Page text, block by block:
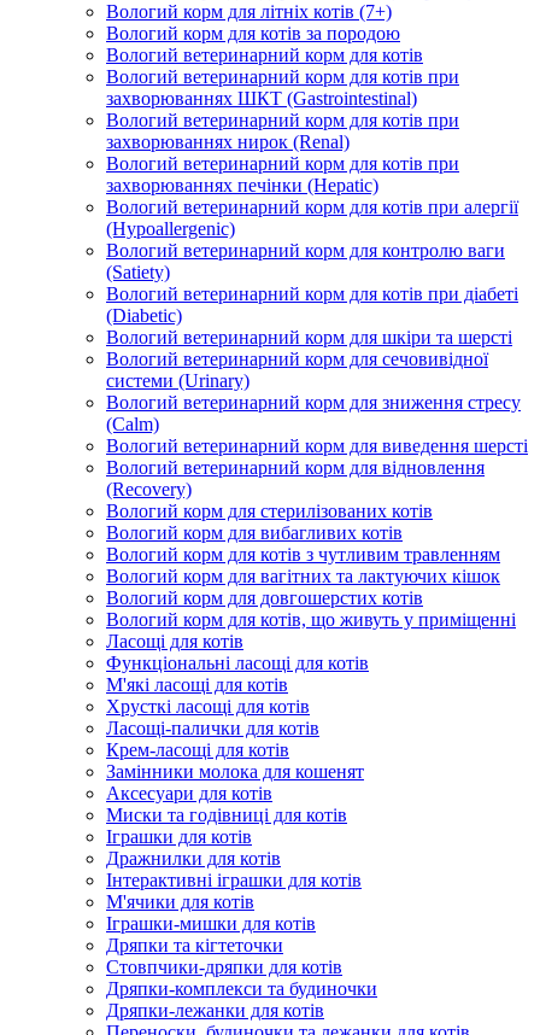
Вологий корм для літніх котів (7+)
Вологий корм для котів за породою
Вологий ветеринарний корм для котів
Вологий ветеринарний корм для котів при
захворюваннях ШКТ (Gastrointestinal)
Вологий ветеринарний корм для котів при
захворюваннях нирок (Renal)
Вологий ветеринарний корм для котів при
захворюваннях печінки (Hepatic)
Вологий ветеринарний корм для котів при алергії
(Hypoallergenic)
Вологий ветеринарний корм для контролю ваги
(Satiety)
Вологий ветеринарний корм для котів при діабеті
(Diabetic)
Вологий ветеринарний корм для шкіри та шерсті
Вологий ветеринарний корм для сечовивідної
системи (Urinary)
Вологий ветеринарний корм для зниження стресу
(Calm)
Вологий ветеринарний корм для виведення шерсті
Вологий ветеринарний корм для відновлення
(Recovery)
Вологий корм для стерилізованих котів
Вологий корм для вибагливих котів
Вологий корм для котів з чутливим травленням
Вологий корм для вагітних та лактуючих кішок
Вологий корм для довгошерстих котів
Вологий корм для котів, що живуть у приміщенні
Ласощі для котів
Функціональні ласощі для котів
М'які ласощі для котів
Хрусткі ласощі для котів
Ласощі-палички для котів
Крем-ласощі для котів
Замінники молока для кошенят
Аксесуари для котів
Миски та годівниці для котів
Іграшки для котів
Дражнилки для котів
Інтерактивні іграшки для котів
М'ячики для котів
Іграшки-мишки для котів
Дряпки та кігтеточки
Стовпчики-дряпки для котів
Дряпки-комплекси та будиночки
Дряпки-лежанки для котів